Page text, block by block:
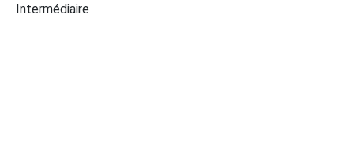
Intermédiaire